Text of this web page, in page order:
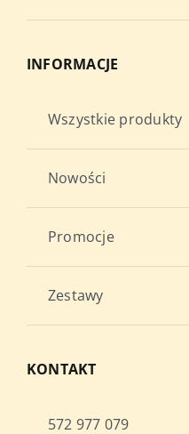
INFORMACJE
Wszystkie produkty
Nowości
Promocje
Zestawy
KONTAKT
572 977 079